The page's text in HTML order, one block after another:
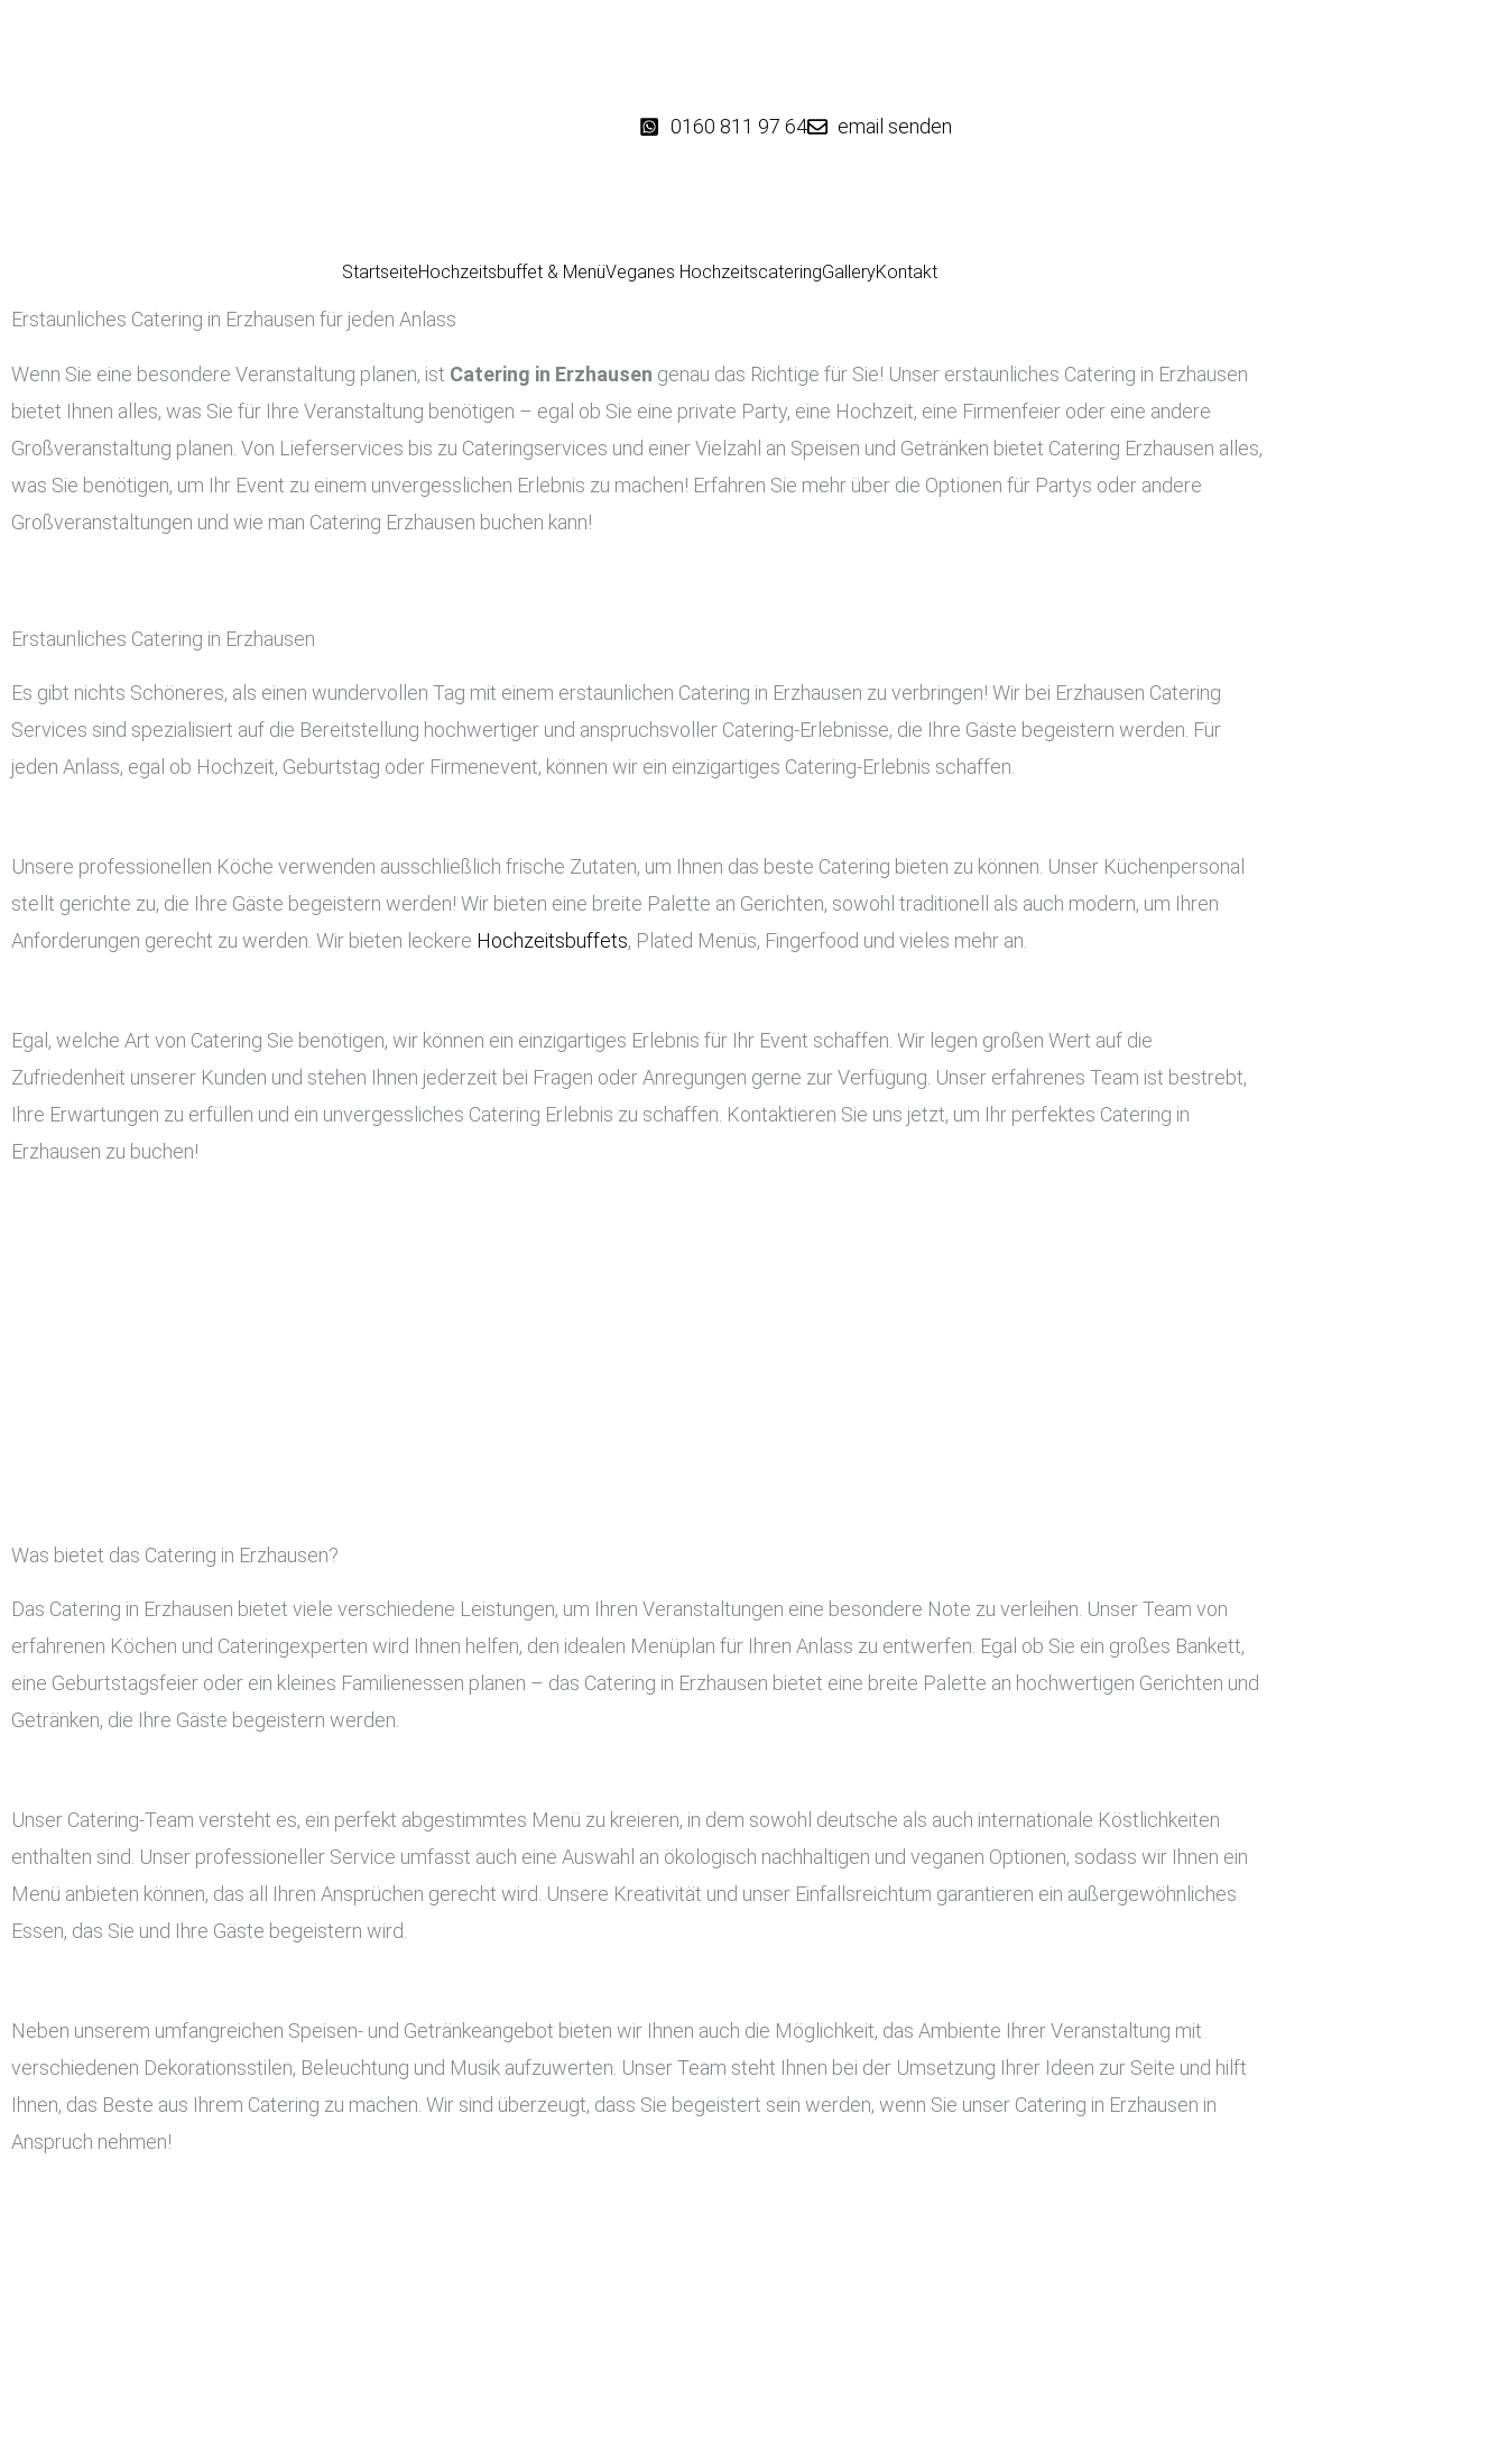
0160 811 97 64
email senden
StartseiteHochzeitsbuffet & MenüVeganes HochzeitscateringGalleryKontakt
Erstaunliches Catering in Erzhausen für jeden Anlass
Wenn Sie eine besondere Veranstaltung planen, ist Catering in Erzhausen genau das Richtige für Sie! Unser erstaunliches Catering in Erzhausen
bietet Ihnen alles, was Sie für Ihre Veranstaltung benötigen – egal ob Sie eine private Party, eine Hochzeit, eine Firmenfeier oder eine andere
Großveranstaltung planen. Von Lieferservices bis zu Cateringservices und einer Vielzahl an Speisen und Getränken bietet Catering Erzhausen alles,
was Sie benötigen, um Ihr Event zu einem unvergesslichen Erlebnis zu machen! Erfahren Sie mehr über die Optionen für Partys oder andere
Großveranstaltungen und wie man Catering Erzhausen buchen kann!
Erstaunliches Catering in Erzhausen
Es gibt nichts Schöneres, als einen wundervollen Tag mit einem erstaunlichen Catering in Erzhausen zu verbringen! Wir bei Erzhausen Catering
Services sind spezialisiert auf die Bereitstellung hochwertiger und anspruchsvoller Catering-Erlebnisse, die Ihre Gäste begeistern werden. Für
jeden Anlass, egal ob Hochzeit, Geburtstag oder Firmenevent, können wir ein einzigartiges Catering-Erlebnis schaffen.
Unsere professionellen Köche verwenden ausschließlich frische Zutaten, um Ihnen das beste Catering bieten zu können. Unser Küchenpersonal
stellt gerichte zu, die Ihre Gäste begeistern werden! Wir bieten eine breite Palette an Gerichten, sowohl traditionell als auch modern, um Ihren
Anforderungen gerecht zu werden. Wir bieten leckere Hochzeitsbuffets, Plated Menüs, Fingerfood und vieles mehr an.
Egal, welche Art von Catering Sie benötigen, wir können ein einzigartiges Erlebnis für Ihr Event schaffen. Wir legen großen Wert auf die
Zufriedenheit unserer Kunden und stehen Ihnen jederzeit bei Fragen oder Anregungen gerne zur Verfügung. Unser erfahrenes Team ist bestrebt,
Ihre Erwartungen zu erfüllen und ein unvergessliches Catering Erlebnis zu schaffen. Kontaktieren Sie uns jetzt, um Ihr perfektes Catering in
Erzhausen zu buchen!
Was bietet das Catering in Erzhausen?
Das Catering in Erzhausen bietet viele verschiedene Leistungen, um Ihren Veranstaltungen eine besondere Note zu verleihen. Unser Team von
erfahrenen Köchen und Cateringexperten wird Ihnen helfen, den idealen Menüplan für Ihren Anlass zu entwerfen. Egal ob Sie ein großes Bankett,
eine Geburtstagsfeier oder ein kleines Familienessen planen – das Catering in Erzhausen bietet eine breite Palette an hochwertigen Gerichten und
Getränken, die Ihre Gäste begeistern werden.
Unser Catering-Team versteht es, ein perfekt abgestimmtes Menü zu kreieren, in dem sowohl deutsche als auch internationale Köstlichkeiten
enthalten sind. Unser professioneller Service umfasst auch eine Auswahl an ökologisch nachhaltigen und veganen Optionen, sodass wir Ihnen ein
Menü anbieten können, das all Ihren Ansprüchen gerecht wird. Unsere Kreativität und unser Einfallsreichtum garantieren ein außergewöhnliches
Essen, das Sie und Ihre Gäste begeistern wird.
Neben unserem umfangreichen Speisen- und Getränkeangebot bieten wir Ihnen auch die Möglichkeit, das Ambiente Ihrer Veranstaltung mit
verschiedenen Dekorationsstilen, Beleuchtung und Musik aufzuwerten. Unser Team steht Ihnen bei der Umsetzung Ihrer Ideen zur Seite und hilft
Ihnen, das Beste aus Ihrem Catering zu machen. Wir sind überzeugt, dass Sie begeistert sein werden, wenn Sie unser Catering in Erzhausen in
Anspruch nehmen!